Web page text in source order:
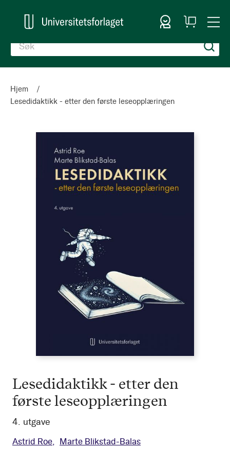
Logg inn
Handlekurv
Hjem
Lesedidaktikk - etter den første leseopplæringen
Lesedidaktikk - etter den
første leseopplæringen
4. utgave
Astrid Roe Marte Blikstad-Balas